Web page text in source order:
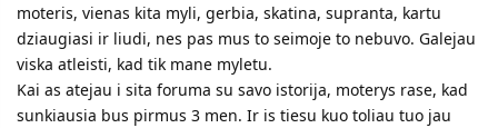
moteris, vienas kita myli, gerbia, skatina, supranta, kartu
dziaugiasi ir liudi, nes pas mus to seimoje to nebuvo. Galejau
viska atleisti, kad tik mane myletu.
Kai as atejau i sita foruma su savo istorija, moterys rase, kad
sunkiausia bus pirmus 3 men. Ir is tiesu kuo toliau tuo jau